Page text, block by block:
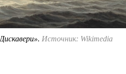
Источник: Wikimedia